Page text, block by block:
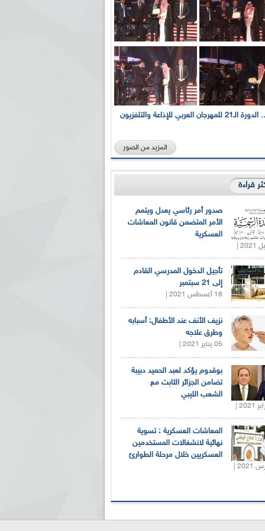
بالصور... الدورة الـ21 للمهرجان العربي للإذاعة والتلفزيون
المزيد من الصور
قراءة
صدور أمر رئاسي يعدل ويتمم
الأمر المتضمن قانون المعاشات
العسكرية
تأجيل الدخول المدرسي القادم
إلى 21 سبتمبر
18 أغسطس 2021 |
نزيف الأنف عند الأطفال: أسبابه
وطرق علاجه
05 يناير 2021 |
بوقدوم يؤكد لعبد الحميد دبيبة
تضامن الجزائر الثابت مع
الشعب الليبي
المعاشات العسكرية : تسوية
نهائية لانشغالات المستخدمين
العسكريين خلال مرحلة الطوارئ